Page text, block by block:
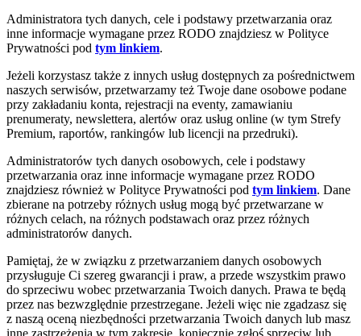
Administratora tych danych, cele i podstawy przetwarzania oraz
inne informacje wymagane przez RODO znajdziesz w Polityce
Prywatności pod tym linkiem.
Jeżeli korzystasz także z innych usług dostępnych za pośrednictwem
naszych serwisów, przetwarzamy też Twoje dane osobowe podane
przy zakładaniu konta, rejestracji na eventy, zamawianiu
prenumeraty, newslettera, alertów oraz usług online (w tym Strefy
Premium, raportów, rankingów lub licencji na przedruki).
Administratorów tych danych osobowych, cele i podstawy
przetwarzania oraz inne informacje wymagane przez RODO
znajdziesz również w Polityce Prywatności pod tym linkiem. Dane
zbierane na potrzeby różnych usług mogą być przetwarzane w
różnych celach, na różnych podstawach oraz przez różnych
administratorów danych.
Pamiętaj, że w związku z przetwarzaniem danych osobowych
przysługuje Ci szereg gwarancji i praw, a przede wszystkim prawo
do sprzeciwu wobec przetwarzania Twoich danych. Prawa te będą
przez nas bezwzględnie przestrzegane. Jeżeli więc nie zgadzasz się
z naszą oceną niezbędności przetwarzania Twoich danych lub masz
inne zastrzeżenia w tym zakresie, koniecznie zgłoś sprzeciw lub